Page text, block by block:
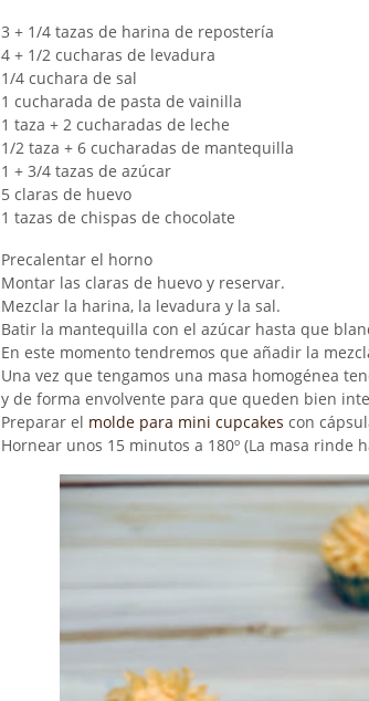
3 + 1/4 tazas de harina de repostería
4 + 1/2 cucharas de levadura
1/4 cuchara de sal
1 cucharada de pasta de vainilla
1 taza + 2 cucharadas de leche
1/2 taza + 6 cucharadas de mantequilla
1 + 3/4 tazas de azúcar
5 claras de huevo
1 tazas de chispas de chocolate
Precalentar el horno
Montar las claras de huevo y reservar.
Mezclar la harina, la levadura y la sal.
Batir la mantequilla con el azúcar hasta que
En este momento tendremos que añadir la
Una vez que tengamos una masa homogénea
y de forma envolvente para que queden bien
Preparar el molde para mini cupcakes con
Hornear unos 15 minutos a 180º (La masa rinde